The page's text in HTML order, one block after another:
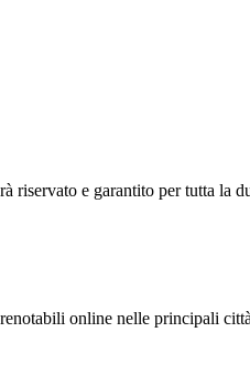
riservato e garantito per tutta la
online nelle principali